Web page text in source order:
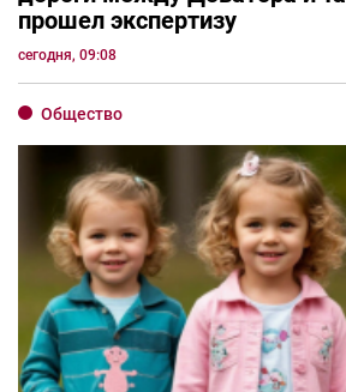
прошел экспертизу
сегодня, 09:08
Общество